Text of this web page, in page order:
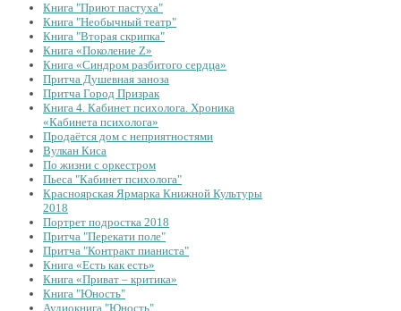
Книга "Приют пастуха"
Книга "Необычный театр"
Книга "Вторая скрипка"
Книга «Поколение Z»
Книга «Синдром разбитого сердца»
Притча Душевная заноза
Притча Город Призрак
Книга 4. Кабинет психолога. Хроника
«Кабинета психолога»
Продаётся дом с неприятностями
Вулкан Киса
По жизни с оркестром
Пьеса "Кабинет психолога"
Красноярская Ярмарка Книжной Культуры
2018
Портрет подростка 2018
Притча "Перекати поле"
Притча "Контракт пианиста"
Книга «Есть как есть»
Книга «Приват – критика»
Книга "Юность"
Аудиокнига "Юность"